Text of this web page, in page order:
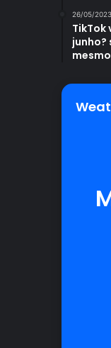
26/05/2023
TikTok
junho?
mesmo